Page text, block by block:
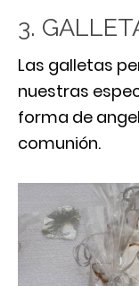
3.
Las galletas
nuestras
forma de
comunión.